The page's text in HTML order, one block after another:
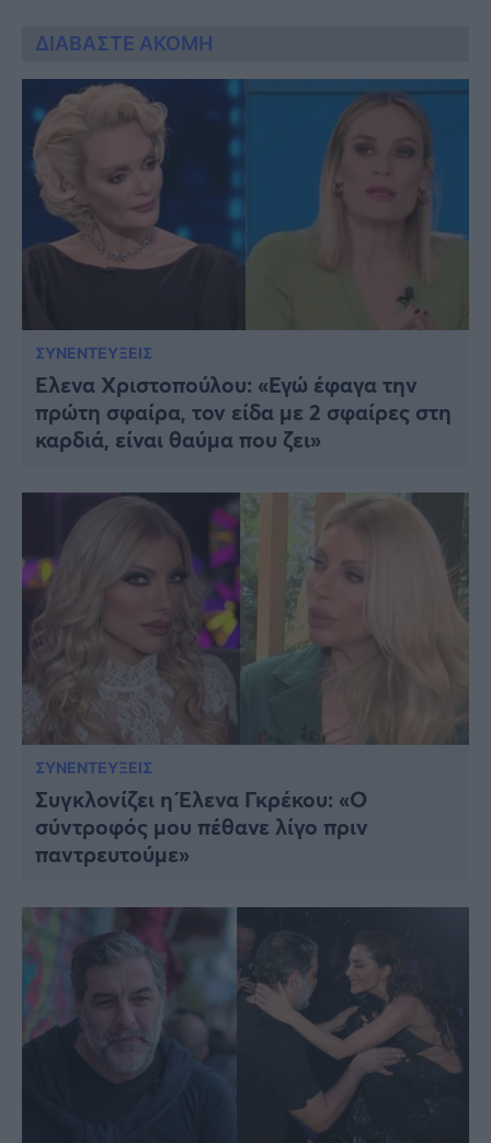
ΔΙΑΒΑΣΤΕ ΑΚΟΜΗ
ΣΥΝΕΝΤΕΥΞΕΙΣ
Έλενα Χριστοπούλου: «Εγώ έφαγα την
πρώτη σφαίρα, τον είδα με 2 σφαίρες στη
καρδιά, είναι θαύμα που ζει»
ΣΥΝΕΝΤΕΥΞΕΙΣ
Συγκλονίζει η Έλενα Γκρέκου: «Ο
σύντροφός μου πέθανε λίγο πριν
παντρευτούμε»